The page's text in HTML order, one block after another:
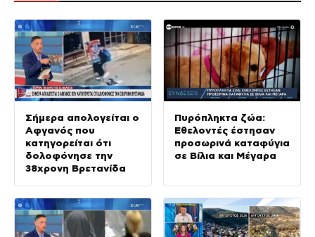
Σήμερα απολογείται ο
Αφγανός που
κατηγορείται ότι
δολοφόνησε την
38χρονη Βρετανίδα
Πυρόπληκτα ζώα:
Εθελοντές έστησαν
προσωρινά καταφύγια
σε Βίλια και Μέγαρα